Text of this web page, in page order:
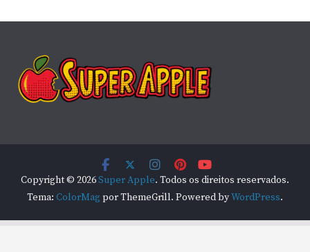
Copyright © 2026Super Apple. Todos os direitos reservados.
Tema: ColorMag por ThemeGrill. Powered byWordPress.